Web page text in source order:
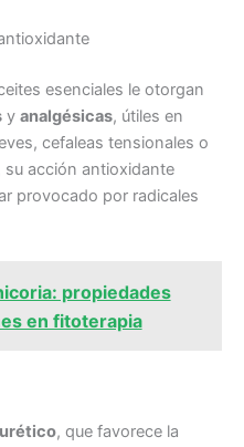
esenciales le otorgan
y analgésicas, útiles en
cefaleas tensionales o
su acción antioxidante
provocado por radicales
propiedades
en fitoterapia
, que favorece la